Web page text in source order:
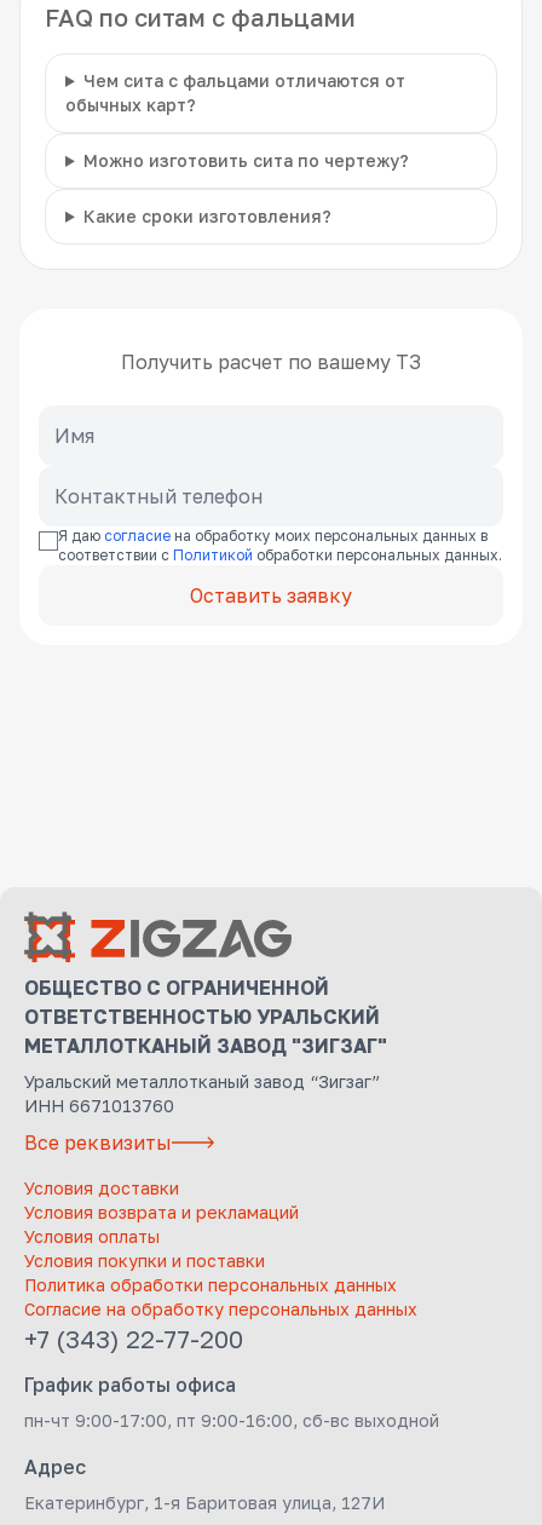
FAQ по ситам с фальцами
Чем сита с фальцами отличаются от
обычных карт?
Можно изготовить сита по чертежу?
Какие сроки изготовления?
Получить расчет по вашему ТЗ
Я даю согласие на обработку моих персональных данных в
соответствии с Политикой обработки персональных данных.
Оставить заявку
ОБЩЕСТВО С ОГРАНИЧЕННОЙ
ОТВЕТСТВЕННОСТЬЮ УРАЛЬСКИЙ
МЕТАЛЛОТКАНЫЙ ЗАВОД "ЗИГЗАГ"
Уральский металлотканый завод “Зигзаг”
ИНН 6671013760
Все реквизиты
Условия доставки
Условия возврата и рекламаций
Условия оплаты
Условия покупки и поставки
Политика обработки персональных данных
Согласие на обработку персональных данных
+7 (343) 22-77-200
График работы офиса
пн-чт 9:00-17:00, пт 9:00-16:00, сб-вс выходной
Адрес
Екатеринбург, 1-я Баритовая улица, 127И